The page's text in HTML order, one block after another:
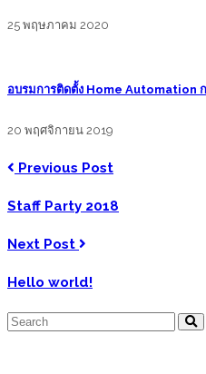
25 พฤษภาคม 2020
อบรมการติดตั้ง Home Automation ก
20 พฤศจิกายน 2019
Previous Post
Staff Party 2018
Next Post
Hello world!